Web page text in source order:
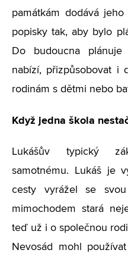
památkám dodává
popisky tak, aby bylo
Do budoucna
nabízí, přizpůsobovat i
rodinám s dětmi nebo
Když jedna škola
Lukášův typický
samotnému. Lukáš je
cesty vyrážel se
mimochodem stará
teď už i o společnou
Nevosád mohl